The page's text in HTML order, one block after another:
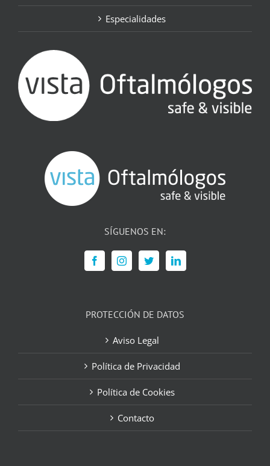
Especialidades
SÍGUENOS EN:
PROTECCIÓN DE DATOS
Aviso Legal
Política de Privacidad
Política de Cookies
Contacto